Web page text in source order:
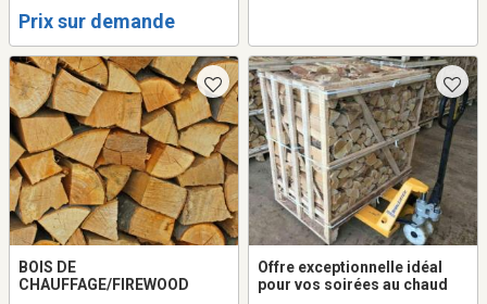
Prix sur demande
BOIS DE
CHAUFFAGE/FIREWOOD
Offre exceptionnelle idéal
pour vos soirées au chaud